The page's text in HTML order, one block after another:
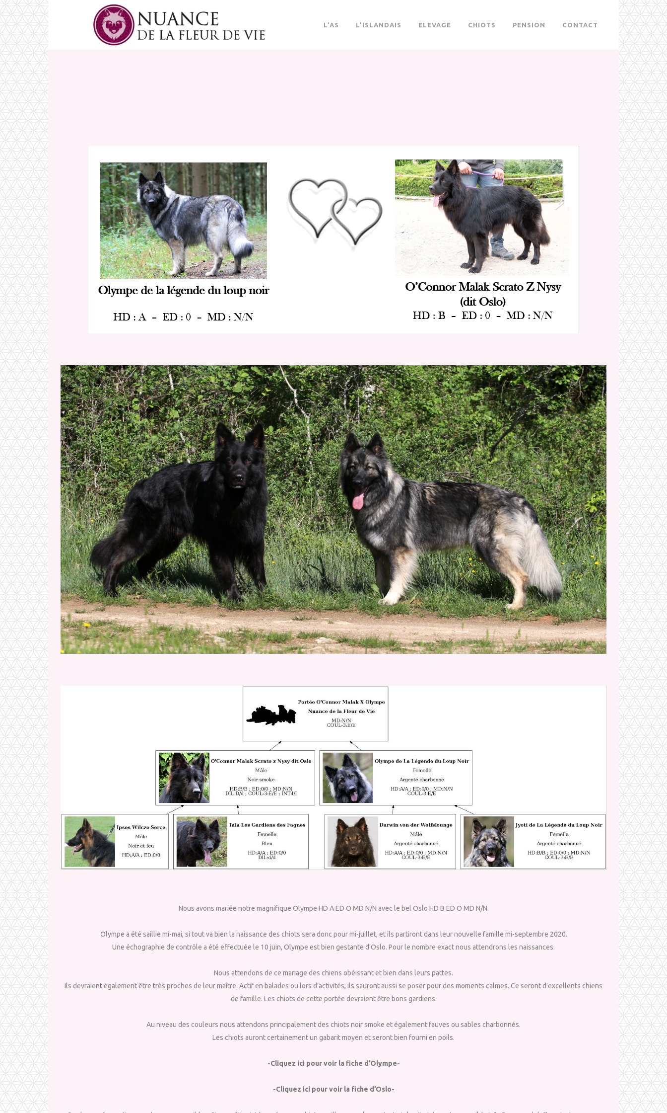
L’AS L’ISLANDAIS ELEVAGE CHIOTS PENSION CONTACT
Nous avons mariée notre magnifique Olympe HD A ED O MD N/N avec le bel Oslo HD B ED O MD N/N.
Olympe a été saillie mi-mai, si tout va bien la naissance des chiots sera donc pour mi-juillet, et ils partiront dans leur nouvelle famille mi-septembre 2020.
Une échographie de contrôle a été effectuée le 10 juin, Olympe est bien gestante d’Oslo. Pour le nombre exact nous attendrons les naissances.
Nous attendons de ce mariage des chiens obéissant et bien dans leurs pattes.
Ils devraient également être très proches de leur maître. Actif en balades ou lors d’activités, ils sauront aussi se poser pour des moments calmes. Ce seront d’excellents chiens
de famille. Les chiots de cette portée devraient être bons gardiens.
Au niveau des couleurs nous attendons principalement des chiots noir smoke et également fauves ou sables charbonnés.
Les chiots auront certainement un gabarit moyen et seront bien fourni en poils.
-Cliquez ici pour voir la fiche d’Olympe-
-Cliquez ici pour voir la fiche d’Oslo-